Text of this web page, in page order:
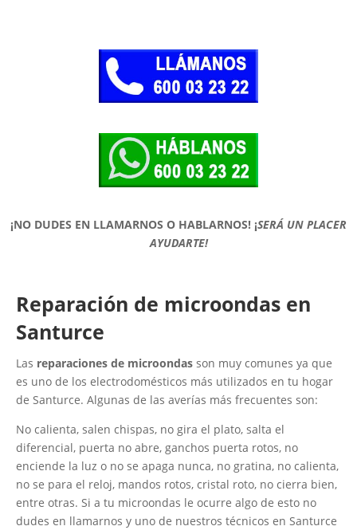
¡NO DUDES EN LLAMARNOS O HABLARNOS! ¡SERÁ UN PLACER
AYUDARTE!
Reparación de microondas en
Santurce
Las reparaciones de microondas son muy comunes ya que
es uno de los electrodomésticos más utilizados en tu hogar
de Santurce. Algunas de las averías más frecuentes son:
No calienta, salen chispas, no gira el plato, salta el
diferencial, puerta no abre, ganchos puerta rotos, no
enciende la luz o no se apaga nunca, no gratina, no calienta,
no se para el reloj, mandos rotos, cristal roto, no cierra bien,
entre otras. Si a tu microondas le ocurre algo de esto no
dudes en llamarnos y uno de nuestros técnicos en Santurce